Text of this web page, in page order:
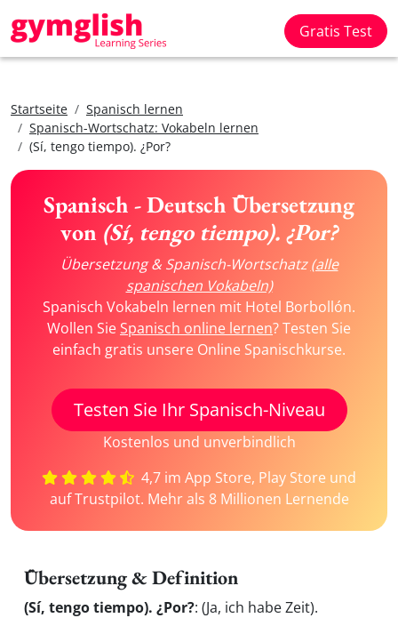
Gratis Test
Startseite
Spanisch lernen
Spanisch-Wortschatz: Vokabeln lernen
(Sí, tengo tiempo). ¿Por?
Spanisch - Deutsch Übersetzung
von (Sí, tengo tiempo). ¿Por?
Übersetzung & Spanisch-Wortschatz(alle
spanischen Vokabeln)
Spanisch Vokabeln lernen mit Hotel Borbollón.
Wollen SieSpanisch online lernen? Testen Sie
einfach gratis unsere Online Spanischkurse.
Testen Sie Ihr Spanisch-Niveau
Kostenlos und unverbindlich
4,7 im App Store, Play Store und
auf Trustpilot. Mehr als 8 Millionen Lernende
Übersetzung & Definition
(Sí, tengo tiempo). ¿Por?: (Ja, ich habe Zeit).